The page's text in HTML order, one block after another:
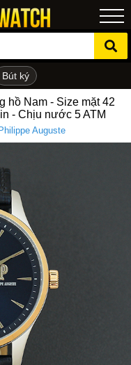
Bút ký
hồ Nam - Size mặt 42
- Chịu nước 5 ATM
Auguste